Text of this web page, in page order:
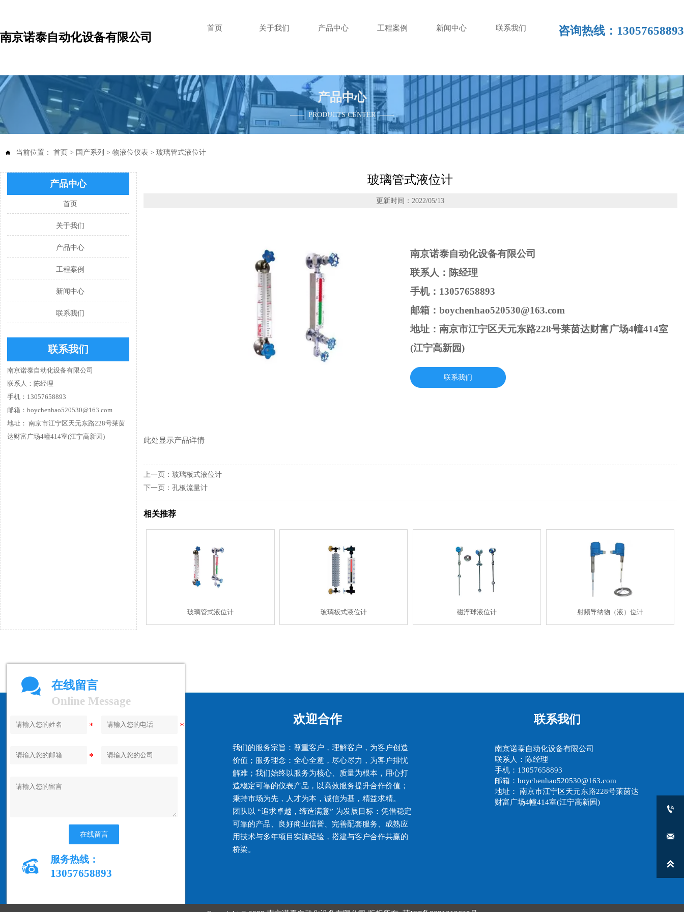
南京诺泰自动化设备有限公司
首页 关于我们 产品中心 工程案例 新闻中心 联系我们 咨询热线：13057658893
产品中心
—— PRODUCTS CENTER ——
 当前位置： 首页 > 国产系列 > 物液位仪表 > 玻璃管式液位计
产品中心
首页
关于我们
产品中心
工程案例
新闻中心
联系我们
联系我们
南京诺泰自动化设备有限公司
联系人：陈经理
手机：13057658893
邮箱：boychenhao520530@163.com
地址： 南京市江宁区天元东路228号莱茵
达财富广场4幢414室(江宁高新园)
玻璃管式液位计
更新时间：2022/05/13
南京诺泰自动化设备有限公司
联系人：陈经理
手机：13057658893
邮箱：boychenhao520530@163.com
地址：南京市江宁区天元东路228号莱茵达财富广场4幢414室
(江宁高新园)
联系我们
此处显示产品详情
上一页：玻璃板式液位计
下一页：孔板流量计
相关推荐
玻璃管式液位计 玻璃板式液位计 磁浮球液位计 射频导纳物（液）位计

在线留言
Online Message
在线留言
 服务热线：
13057658893
欢迎合作
我们的服务宗旨：尊重客户，理解客户，为客户创造
价值；服务理念：全心全意，尽心尽力，为客户排忧
解难；我们始终以服务为核心、质量为根本，用心打
造稳定可靠的仪表产品，以高效服务提升合作价值；
秉持市场为先，人才为本，诚信为基，精益求精。
团队以 “追求卓越，缔造满意” 为发展目标：凭借稳定
可靠的产品、良好商业信誉、完善配套服务、成熟应
用技术与多年项目实施经验，搭建与客户合作共赢的
桥梁。
联系我们
南京诺泰自动化设备有限公司
联系人：陈经理
手机：13057658893
邮箱：boychenhao520530@163.com
地址： 南京市江宁区天元东路228号莱茵达
财富广场4幢414室(江宁高新园)


